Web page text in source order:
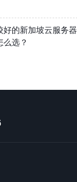
好的新加坡云服务器
么选？